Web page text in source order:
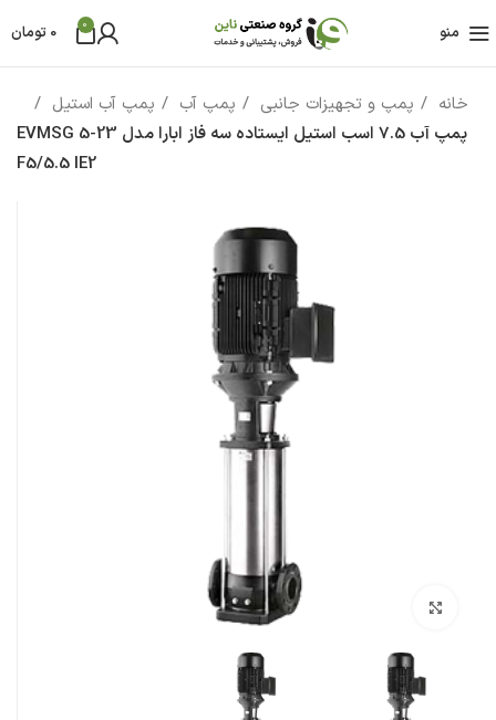
منو 0
0 تومان
خانه پمپ و تجهیزات جانبی پمپ آب
پمپ آب استیل
پمپ آب 7.5 اسب استيل ایستاده سه فاز ابارا مدل EVMSG 5-23
F5/5.5 IE2